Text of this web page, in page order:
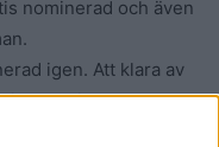
nominerad och även
igen. Att klara av
nominerade har
att vara en av